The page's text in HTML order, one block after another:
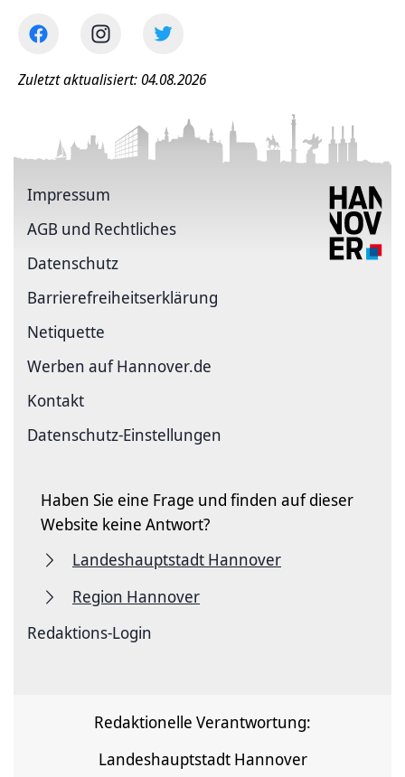
Zuletzt aktualisiert: 04.08.2026
Impressum
AGB und Rechtliches
Datenschutz
Barriere­freiheits­erklärung
Netiquette
Werben auf Hannover.de
Kontakt
Datenschutz-Einstellungen
Haben Sie eine Frage und finden auf dieser
Website keine Antwort?
Landeshauptstadt Hannover
Region Hannover
Redaktions-Login
Redaktionelle Verantwortung:
Landeshauptstadt Hannover